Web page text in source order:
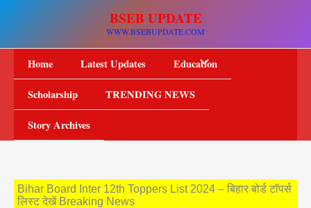
BSEB UPDATE
WWW.BSEBUPDATE.COM
Home Latest Updates Education
Scholarship TRENDING NEWS
Story Archives
Bihar Board Inter 12th Toppers List 2024 – बिहार बोर्ड टॉपर्स
लिस्ट देखें Breaking News